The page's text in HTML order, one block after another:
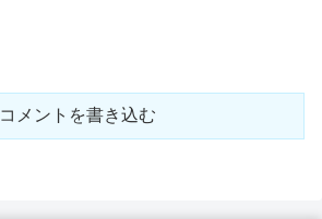
コメントを書き込む